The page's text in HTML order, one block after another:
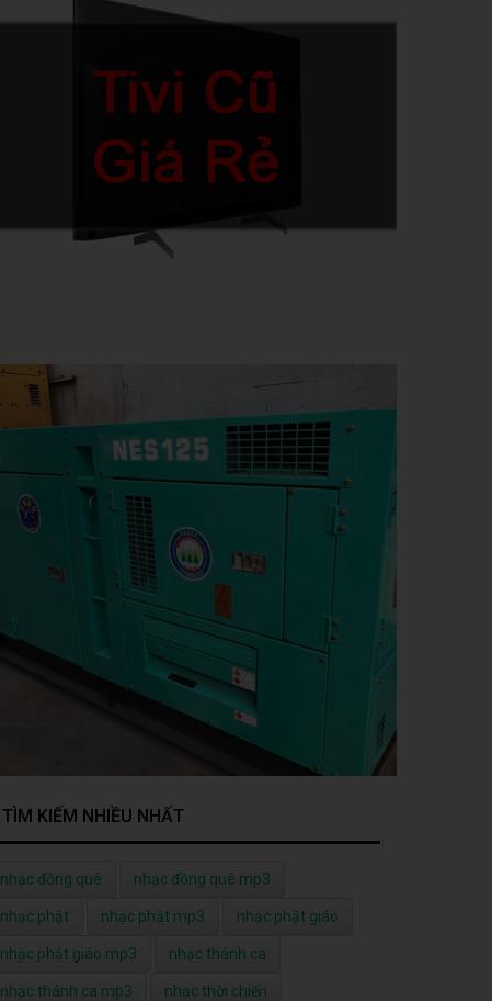
TÌM KIẾM NHIỀU NHẤT
nhạc đồng quê nhạc đồng quê mp3
nhạc phật nhạc phật mp3 nhạc phật giáo
nhạc phật giáo mp3 nhạc thánh ca
nhạc thánh ca mp3 nhạc thời chiến